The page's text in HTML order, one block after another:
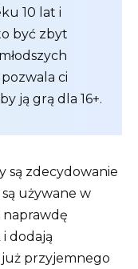
10 lat i
być zbyt
ci
ją grą dla 16+.
są zdecydowanie
używane w
naprawdę
dodają
przyjemnego